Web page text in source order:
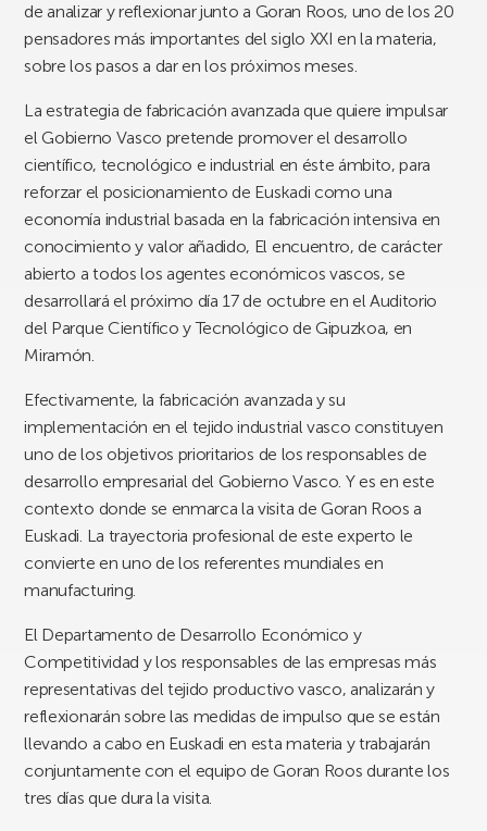
de analizar y reflexionar junto a Goran Roos, uno de los 20
pensadores más importantes del siglo XXI en la materia,
sobre los pasos a dar en los próximos meses.
La estrategia de fabricación avanzada que quiere impulsar
el Gobierno Vasco pretende promover el desarrollo
científico, tecnológico e industrial en éste ámbito, para
reforzar el posicionamiento de Euskadi como una
economía industrial basada en la fabricación intensiva en
conocimiento y valor añadido, El encuentro, de carácter
abierto a todos los agentes económicos vascos, se
desarrollará el próximo día 17 de octubre en el Auditorio
del Parque Científico y Tecnológico de Gipuzkoa, en
Miramón.
Efectivamente, la fabricación avanzada y su
implementación en el tejido industrial vasco constituyen
uno de los objetivos prioritarios de los responsables de
desarrollo empresarial del Gobierno Vasco. Y es en este
contexto donde se enmarca la visita de Goran Roos a
Euskadi. La trayectoria profesional de este experto le
convierte en uno de los referentes mundiales en
manufacturing.
El Departamento de Desarrollo Económico y
Competitividad y los responsables de las empresas más
representativas del tejido productivo vasco, analizarán y
reflexionarán sobre las medidas de impulso que se están
llevando a cabo en Euskadi en esta materia y trabajarán
conjuntamente con el equipo de Goran Roos durante los
tres días que dura la visita.